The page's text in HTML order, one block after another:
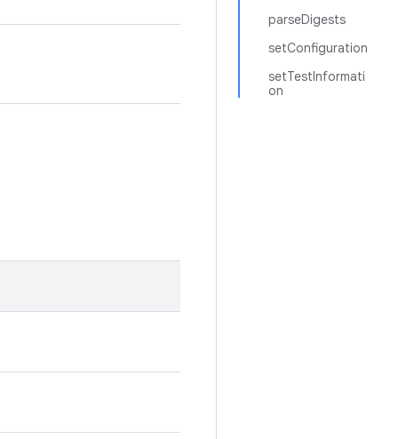
parseDigests
setConfiguration
setTestInformati
on